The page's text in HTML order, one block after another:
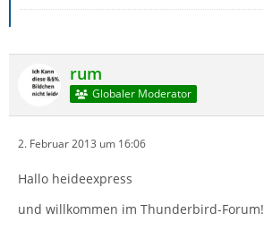
rum
Globaler Moderator
2. Februar 2013 um 16:06
Hallo heideexpress
und willkommen im Thunderbird-Forum!